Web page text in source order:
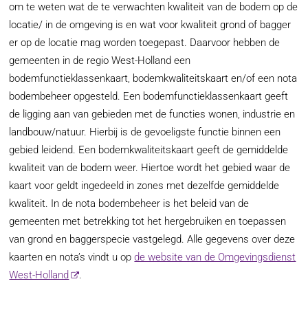
om te weten wat de te verwachten kwaliteit van de bodem op de
locatie/ in de omgeving is en wat voor kwaliteit grond of bagger
er op de locatie mag worden toegepast. Daarvoor hebben de
gemeenten in de regio West-Holland een
bodemfunctieklassenkaart, bodemkwaliteitskaart en/of een nota
bodembeheer opgesteld. Een bodemfunctieklassenkaart geeft
de ligging aan van gebieden met de functies wonen, industrie en
landbouw/natuur. Hierbij is de gevoeligste functie binnen een
gebied leidend. Een bodemkwaliteitskaart geeft de gemiddelde
kwaliteit van de bodem weer. Hiertoe wordt het gebied waar de
kaart voor geldt ingedeeld in zones met dezelfde gemiddelde
kwaliteit. In de nota bodembeheer is het beleid van de
gemeenten met betrekking tot het hergebruiken en toepassen
van grond en baggerspecie vastgelegd. Alle gegevens over deze
kaarten en nota’s vindt u opde website van de Omgevingsdienst
West-Holland
.